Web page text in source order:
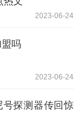
2023-06-24
吗
2023-06-24
号探测器传回惊